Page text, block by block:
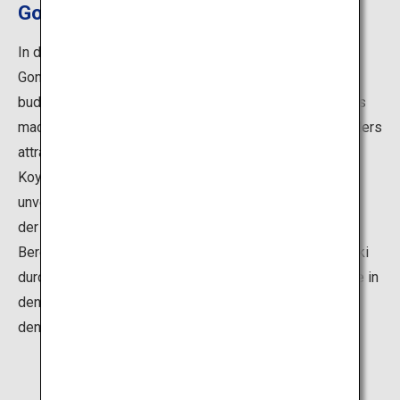
Gongyo-Liturgie
In den Tempelunterkünften findet jeden Morgen eine
Gongyo-Liturgie statt. Die Teilnahme an der Rezitation
buddhistischer Sutren und der Anbetung des Heiligtums
macht den Aufenthalt in einer Tempelunterkunft besonders
attraktiv. Erleben Sie den Beginn des neuen Tages auf
Koyasan, während Sie dem Shomyo lauschen, dem
unverwechselbaren Gesang buddhistischer Sutren, und
der Rezitation von Sutren in der klaren Morgenluft des
Berges. Einige Tempelunterkünfte führen auch Gomadaki
durch, ein Feuerritual der Shingon-Schule, das die Seele in
den Bann schlägt und reinigt, während die Flammen vor
den Augen aufsteigen.